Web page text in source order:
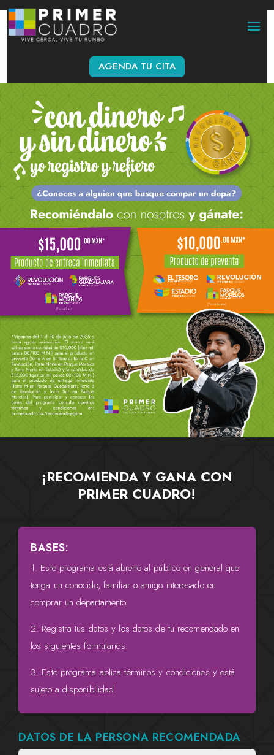
AGENDA TU CITA
¡RECOMIENDA Y GANA CON
PRIMER CUADRO!
BASES:
1. Este programa está abierto al público en general que
tenga un conocido, familiar o amigo interesado en
comprar un departamento.
2. Registra tus datos y los datos de tu recomendado en
los siguientes formularios.
3. Este programa aplica términos y condiciones y está
sujeto a disponibilidad.
DATOS DE LA PERSONA RECOMENDADA